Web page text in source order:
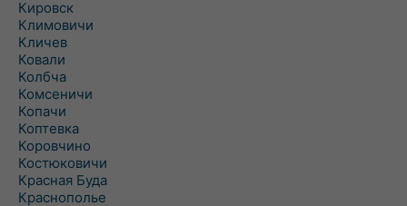
Кировск
Климовичи
Кличев
Ковали
Колбча
Комсеничи
Копачи
Коптевка
Коровчино
Костюковичи
Красная Буда
Краснополье